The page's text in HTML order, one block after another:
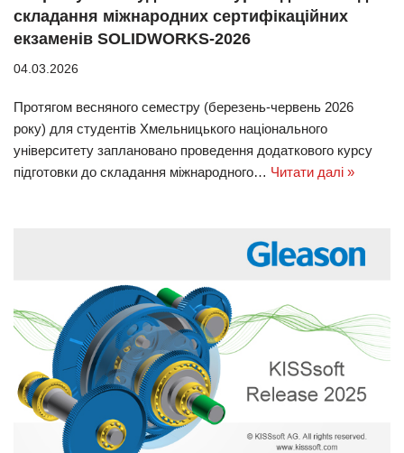
складання міжнародних сертифікаційних
екзаменів SOLIDWORKS-2026
04.03.2026
Протягом весняного семестру (березень-червень 2026
року) для студентів Хмельницького національного
університету заплановано проведення додаткового курсу
підготовки до складання міжнародного… Читати далі »